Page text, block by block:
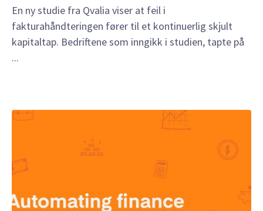
En ny studie fra Qvalia viser at feil i
fakturahåndteringen fører til et kontinuerlig skjult
kapitaltap. Bedriftene som inngikk i studien, tapte på
...